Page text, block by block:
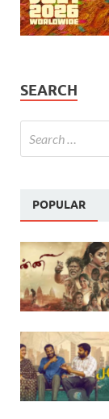
SEARCH
POPULAR